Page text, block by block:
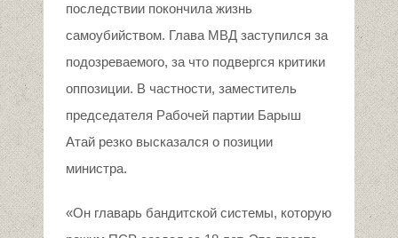
последствии покончила жизнь
самоубийством. Глава МВД заступился за
подозреваемого, за что подвергся критики
оппозиции. В частности, заместитель
председателя Рабочей партии Барыш
Атай резко высказался о позиции
министра.
«Он главарь бандитской системы, которую